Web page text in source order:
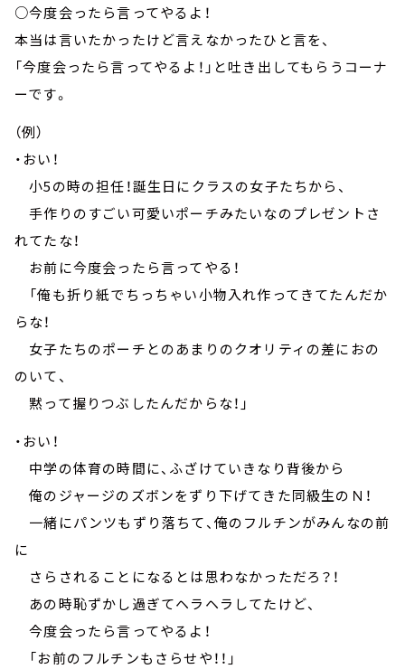
○今度会ったら言ってやるよ！
本当は言いたかったけど言えなかったひと言を、
「今度会ったら言ってやるよ！」と吐き出してもらうコーナ
ーです。
（例）
・おい！
小5の時の担任！誕生日にクラスの女子たちから、
手作りのすごい可愛いポーチみたいなのプレゼントさ
れてたな！
お前に今度会ったら言ってやる！
「俺も折り紙でちっちゃい小物入れ作ってきてたんだか
らな！
女子たちのポーチとのあまりのクオリティの差におの
のいて、
黙って握りつぶしたんだからな！」
・おい！
中学の体育の時間に、ふざけていきなり背後から
俺のジャージのズボンをずり下げてきた同級生のＮ！
一緒にパンツもずり落ちて、俺のフルチンがみんなの前
に
さらされることになるとは思わなかっただろ？！
あの時恥ずかし過ぎてヘラヘラしてたけど、
今度会ったら言ってやるよ！
「お前のフルチンもさらせや！！」